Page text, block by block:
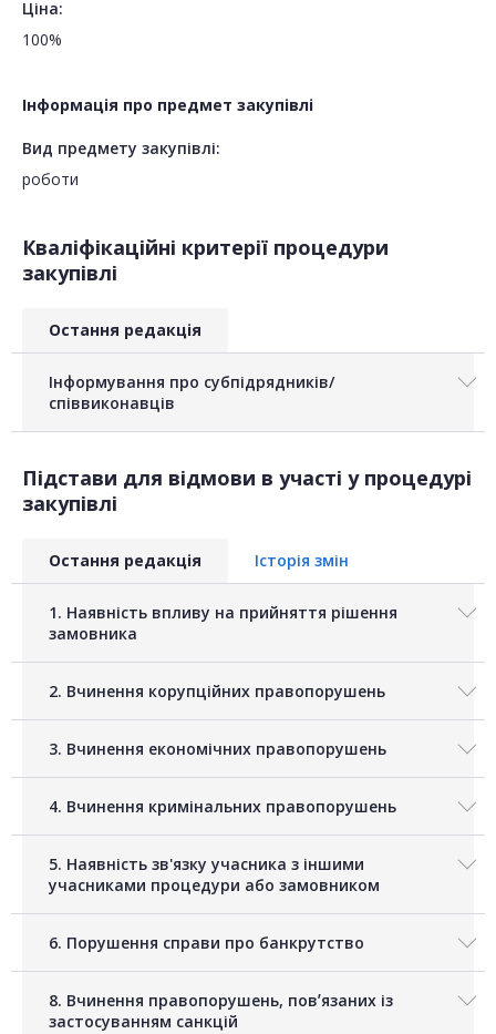
Ціна:
100%
Інформація про предмет закупівлі
Вид предмету закупівлі:
роботи
Кваліфікаційні критерії процедури
закупівлі
Остання редакція
Інформування про субпідрядників/
співвиконавців
Підстави для відмови в участі у процедурі
закупівлі
Остання редакція Історія змін
1. Наявність впливу на прийняття рішення
замовника
2. Вчинення корупційних правопорушень
3. Вчинення економічних правопорушень
4. Вчинення кримінальних правопорушень
5. Наявність зв'язку учасника з іншими
учасниками процедури або замовником
6. Порушення справи про банкрутство
8. Вчинення правопорушень, повʼязаних із
застосуванням санкцій